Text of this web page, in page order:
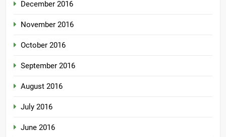
December 2016
November 2016
October 2016
September 2016
August 2016
July 2016
June 2016